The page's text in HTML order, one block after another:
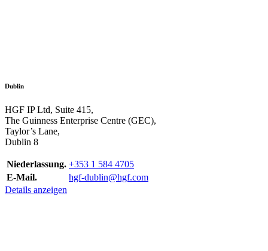
Dublin
HGF IP Ltd, Suite 415,
The Guinness Enterprise Centre (GEC),
Taylor’s Lane,
Dublin 8
Niederlassung. +353 1 584 4705
E-Mail.
hgf-dublin@hgf.com
Details anzeigen